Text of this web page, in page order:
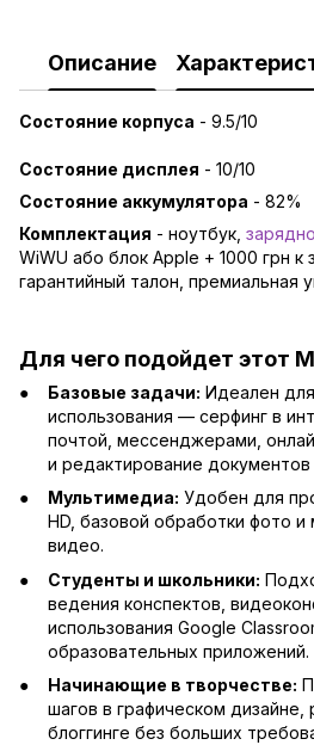
Описание
Состояние корпуса - 9.5/10
Состояние дисплея - 10/10
Состояние аккумулятора - 82%
Комплектация - ноутбук, зарядно
WiWU або блок Apple + 1000 грн к
гарантийный талон, премиальная
Для чего подойдет этот
Базовые задачи: Идеален
использования — серфинг в
почтой, мессенджерами,
и редактирование документов
Мультимедиа: Удобен для
HD, базовой обработки фото
видео.
Студенты и школьники:
ведения конспектов,
использования Google
образовательных приложений.
Начинающие в творчестве:
шагов в графическом дизайне,
блоггинге без больших